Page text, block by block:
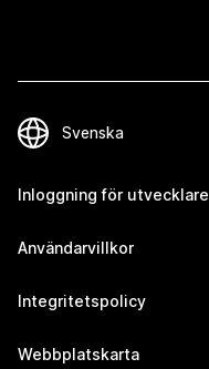
Inloggning för utvecklare
Användarvillkor
Integritetspolicy
Webbplatskarta